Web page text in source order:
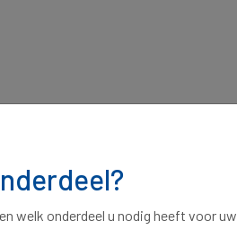
welk onderdeel u nodig heeft voor uw